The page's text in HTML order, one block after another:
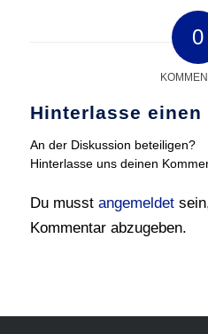
0
Hinterlasse einen
An der Diskussion beteiligen?
Hinterlasse uns deinen
Du musst angemeldet
Kommentar abzugeben.